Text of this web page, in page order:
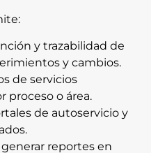
y trazabilidad de
y cambios.
de servicios
proceso o área.
de autoservicio y
reportes en